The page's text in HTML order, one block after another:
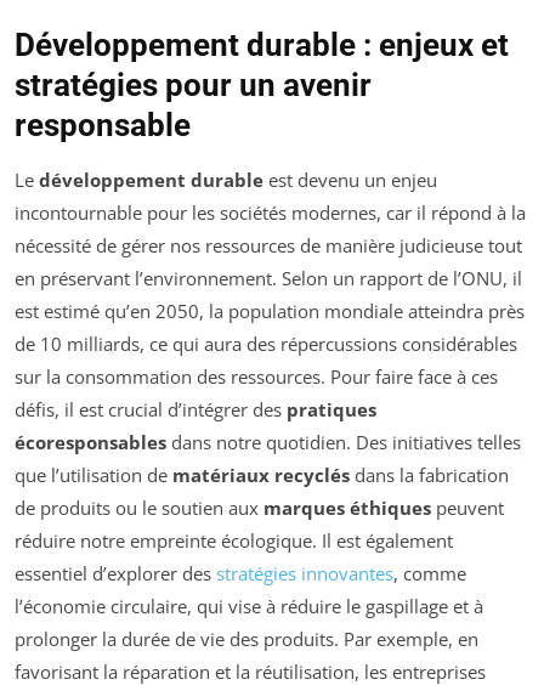
Développement durable : enjeux et
stratégies pour un avenir
responsable
Le développement durable est devenu un enjeu
incontournable pour les sociétés modernes, car il répond à la
nécessité de gérer nos ressources de manière judicieuse tout
en préservant l’environnement. Selon un rapport de l’ONU, il
est estimé qu’en 2050, la population mondiale atteindra près
de 10 milliards, ce qui aura des répercussions considérables
sur la consommation des ressources. Pour faire face à ces
défis, il est crucial d’intégrer des pratiques
écoresponsables dans notre quotidien. Des initiatives telles
que l’utilisation de matériaux recyclés dans la fabrication
de produits ou le soutien aux marques éthiques peuvent
réduire notre empreinte écologique. Il est également
essentiel d’explorer des stratégies innovantes, comme
l’économie circulaire, qui vise à réduire le gaspillage et à
prolonger la durée de vie des produits. Par exemple, en
favorisant la réparation et la réutilisation, les entreprises